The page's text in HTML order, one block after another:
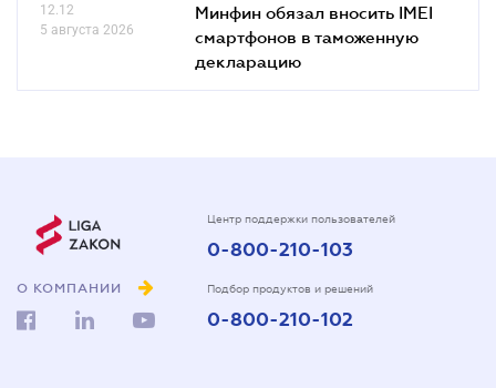
12.12
5 августа 2026
Минфин обязал вносить IMEI
смартфонов в таможенную
декларацию
О КОМПАНИИ
Центр поддержки пользователей
0-800-210-103
Подбор продуктов и решений
0-800-210-102